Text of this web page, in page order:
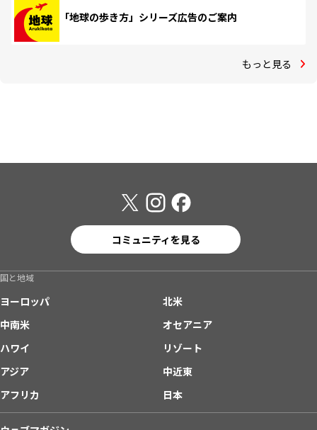
「地球の歩き方」シリーズ広告のご案内
もっと見る
コミュニティを見る
国と地域
ヨーロッパ
北米
中南米
オセアニア
ハワイ
リゾート
アジア
中近東
アフリカ
日本